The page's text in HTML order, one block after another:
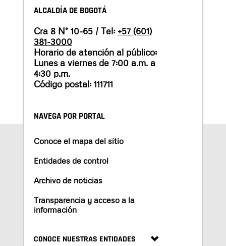
ALCALDÍA DE BOGOTÁ
Cra 8 N° 10-65 / Tel: +57 (601)
381-3000
Horario de atención al público:
Lunes a viernes de 7:00 a.m. a
4:30 p.m.
Código postal: 111711
NAVEGA POR PORTAL
Conoce el mapa del sitio
Entidades de control
Archivo de noticias
Transparencia y acceso a la
información
CONOCE NUESTRAS ENTIDADES